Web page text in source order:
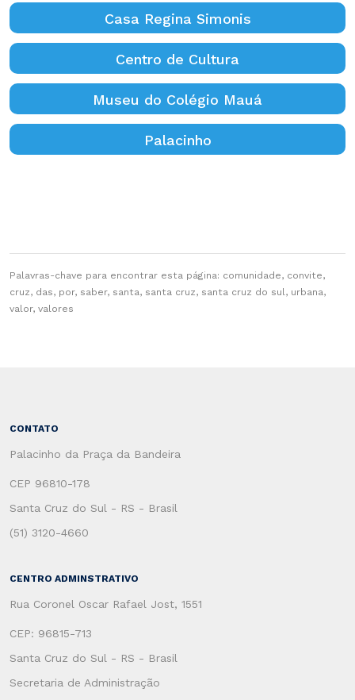
Casa Regina Simonis
Centro de Cultura
Museu do Colégio Mauá
Palacinho
Palavras-chave para encontrar esta página: comunidade, convite,
cruz, das, por, saber, santa, santa cruz, santa cruz do sul, urbana,
valor, valores
CONTATO
Palacinho da Praça da Bandeira
CEP 96810-178
Santa Cruz do Sul - RS - Brasil
(51) 3120-4660
CENTRO ADMINSTRATIVO
Rua Coronel Oscar Rafael Jost, 1551
CEP: 96815-713
Santa Cruz do Sul - RS - Brasil
Secretaria de Administração